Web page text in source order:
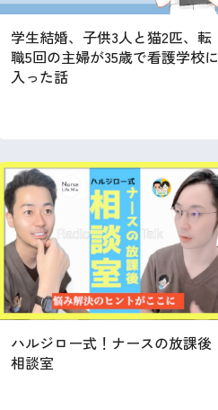
学生結婚、子供3人と猫2匹、転
職5回の主婦が35歳で看護学校に
入った話
ハルジロー式！ナースの放課後
相談室